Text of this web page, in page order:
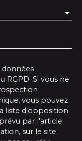
Si vous ne
vous pouvez
liste d'opposition
par l'article
sur le site